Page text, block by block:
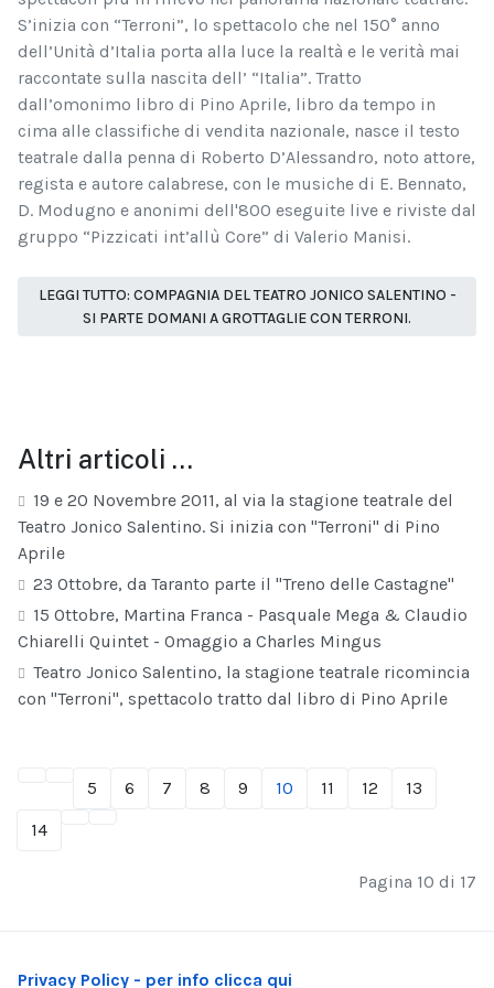
S’inizia con “Terroni”, lo spettacolo che nel 150° anno
dell’Unità d’Italia porta alla luce la realtà e le verità mai
raccontate sulla nascita dell’ “Italia”. Tratto
dall’omonimo libro di Pino Aprile, libro da tempo in
cima alle classifiche di vendita nazionale, nasce il testo
teatrale dalla penna di Roberto D’Alessandro, noto attore,
regista e autore calabrese, con le musiche di E. Bennato,
D. Modugno e anonimi dell'800 eseguite live e riviste dal
gruppo “Pizzicati int’allù Core” di Valerio Manisi.
LEGGI TUTTO: COMPAGNIA DEL TEATRO JONICO SALENTINO -
SI PARTE DOMANI A GROTTAGLIE CON TERRONI.
Altri articoli …
19 e 20 Novembre 2011, al via la stagione teatrale del
Teatro Jonico Salentino. Si inizia con "Terroni" di Pino
Aprile
23 Ottobre, da Taranto parte il "Treno delle Castagne"
15 Ottobre, Martina Franca - Pasquale Mega & Claudio
Chiarelli Quintet - Omaggio a Charles Mingus
Teatro Jonico Salentino, la stagione teatrale ricomincia
con "Terroni", spettacolo tratto dal libro di Pino Aprile
5 6 7 8 9 10 11 12
13
14
Pagina 10 di 17
Privacy Policy - per info clicca qui